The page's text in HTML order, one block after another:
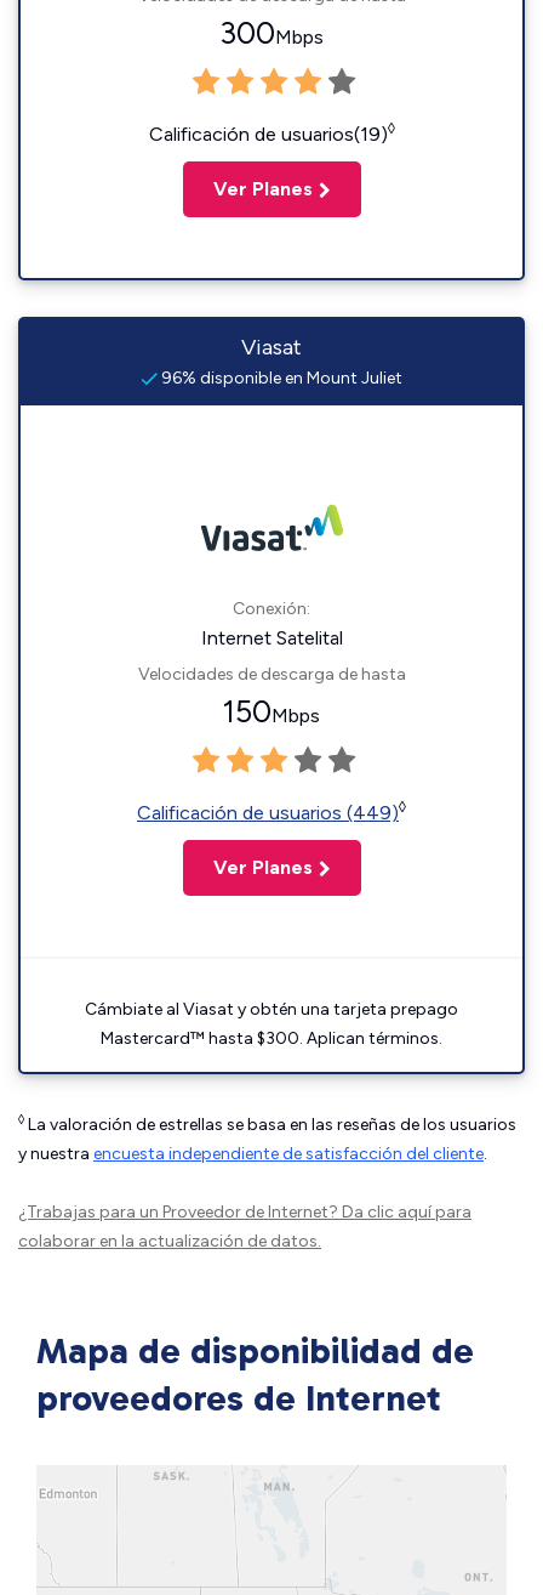
300Mbps
Calificación de usuarios(19)◊
Ver Planes
Viasat
96% disponible en Mount Juliet
Conexión:
Internet Satelital
Velocidades de descarga de hasta
150Mbps
Calificación de usuarios (449)◊
Ver Planes
Cámbiate al Viasat y obtén una tarjeta prepago
Mastercard™ hasta $300. Aplican términos.
◊ La valoración de estrellas se basa en las reseñas de los usuarios
y nuestra encuesta independiente de satisfacción del cliente.
¿Trabajas para un Proveedor de Internet? Da clic aquípara
colaborar en la actualización de datos.
Mapa de disponibilidad de
proveedores de Internet